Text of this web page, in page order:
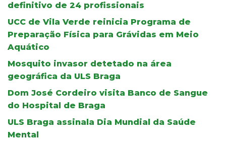
definitivo de 24 profissionais
UCC de Vila Verde reinicia Programa de
Preparação Física para Grávidas em Meio
Aquático
Mosquito invasor detetado na área
geográfica da ULS Braga
Dom José Cordeiro visita Banco de Sangue
do Hospital de Braga
ULS Braga assinala Dia Mundial da Saúde
Mental